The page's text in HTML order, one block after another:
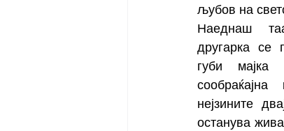
љубов на
Наеднаш
другарка се
губи
нејзините
останува